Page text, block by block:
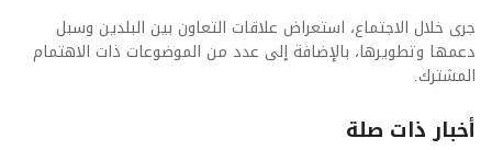
جرى خلال الاجتماع، استعراض علاقات التعاون بين البلدين وسبل
دعمها وتطويرها، بالإضافة إلى عدد من الموضوعات ذات الاهتمام
المشترك.
أخبار ذات صلة